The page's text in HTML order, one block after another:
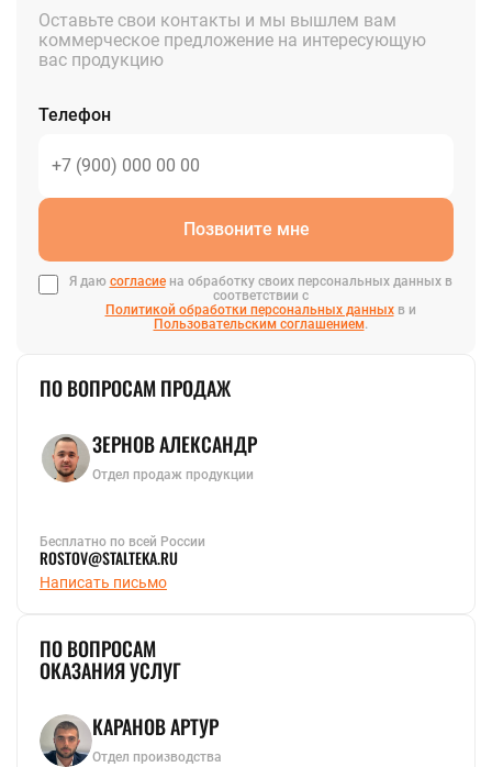
Оставьте свои контакты и мы вышлем вам
коммерческое предложение на интересующую
вас продукцию
Телефон
Позвоните мне
Я даю согласиена обработку своих персональных данных в
соответствии с
Политикой обработки персональных данныхв и
Пользовательским соглашением.
ПО ВОПРОСАМ ПРОДАЖ
ЗЕРНОВ АЛЕКСАНДР
Отдел продаж продукции
Бесплатно по всей России
ROSTOV@STALTEKA.RU
Написать письмо
ПО ВОПРОСАМ
ОКАЗАНИЯ УСЛУГ
КАРАНОВ АРТУР
Отдел производства